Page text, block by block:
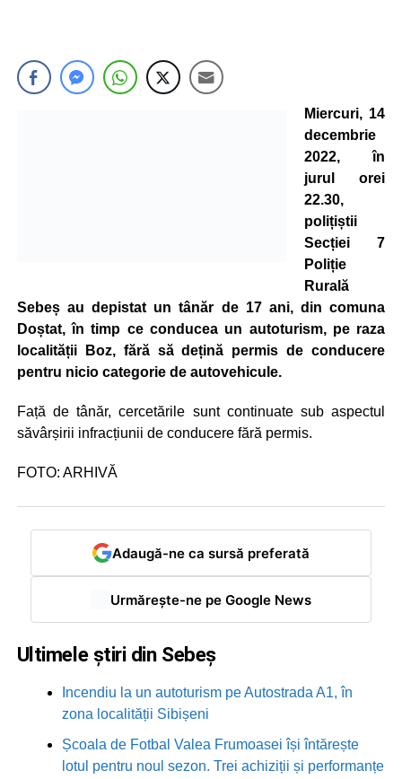
Miercuri, 14
decembrie
2022, în
jurul orei
22.30,
polițiștii
Secției 7
Poliție
Rurală
Sebeș au depistat un tânăr de 17 ani, din comuna
Doștat, în timp ce conducea un autoturism, pe raza
localității Boz, fără să dețină permis de conducere
pentru nicio categorie de autovehicule.
Față de tânăr, cercetările sunt continuate sub aspectul
săvârșirii infracțiunii de conducere fără permis.
FOTO: ARHIVĂ
Adaugă-ne ca sursă preferată
Urmărește-ne pe Google News
Ultimele știri din Sebeș
Incendiu la un autoturism pe Autostrada A1, în
zona localității Sibișeni
Școala de Fotbal Valea Frumoasei își întărește
lotul pentru noul sezon. Trei achiziții și performanțe